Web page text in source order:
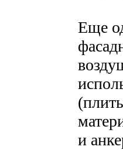
Еще
и